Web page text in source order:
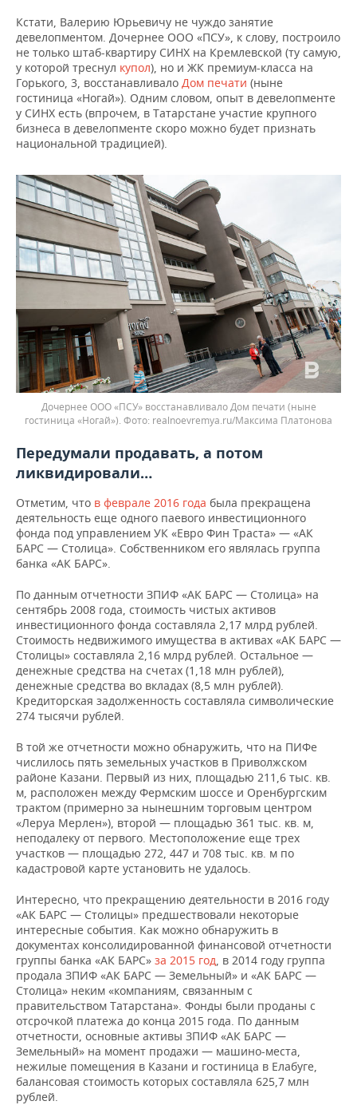
Кстати, Валерию Юрьевичу не чуждо занятие
девелопментом. Дочернее ООО «ПСУ», к слову, построило
не только штаб-квартиру СИНХ на Кремлевской (ту самую,
у которой треснул купол), но и ЖК премиум-класса на
Горького, 3, восстанавливало Дом печати (ныне
гостиница «Ногай»). Одним словом, опыт в девелопменте
у СИНХ есть (впрочем, в Татарстане участие крупного
бизнеса в девелопменте скоро можно будет признать
национальной традицией).
Дочернее ООО «ПСУ» восстанавливало Дом печати (ныне
гостиница «Ногай»).
realnoevremya.ru/Максима Платонова
Передумали продавать, а потом
ликвидировали…
Отметим, что в феврале 2016 года была прекращена
деятельность еще одного паевого инвестиционного
фонда под управлением УК «Евро Фин Траста» — «АК
БАРС — Столица». Собственником его являлась группа
банка «АК БАРС».
По данным отчетности ЗПИФ «АК БАРС — Столица» на
сентябрь 2008 года, стоимость чистых активов
инвестиционного фонда составляла 2,17 млрд рублей.
Стоимость недвижимого имущества в активах «АК БАРС —
Столицы» составляла 2,16 млрд рублей. Остальное —
денежные средства на счетах (1,18 млн рублей),
денежные средства во вкладах (8,5 млн рублей).
Кредиторская задолженность составляла символические
274 тысячи рублей.
В той же отчетности можно обнаружить, что на ПИФе
числилось пять земельных участков в Приволжском
районе Казани. Первый из них, площадью 211,6 тыс. кв.
м, расположен между Фермским шоссе и Оренбургским
трактом (примерно за нынешним торговым центром
«Леруа Мерлен»), второй — площадью 361 тыс. кв. м,
неподалеку от первого. Местоположение еще трех
участков — площадью 272, 447 и 708 тыс. кв. м по
кадастровой карте установить не удалось.
Интересно, что прекращению деятельности в 2016 году
«АК БАРС — Столицы» предшествовали некоторые
интересные события. Как можно обнаружить в
документах консолидированной финансовой отчетности
группы банка «АК БАРС» за 2015 год , в 2014 году группа
продала ЗПИФ «АК БАРС — Земельный» и «АК БАРС —
Столица» неким «компаниям, связанным с
правительством Татарстана». Фонды были проданы с
отсрочкой платежа до конца 2015 года. По данным
отчетности, основные активы ЗПИФ «АК БАРС —
Земельный» на момент продажи — машино-места,
нежилые помещения в Казани и гостиница в Елабуге,
балансовая стоимость которых составляла 625,7 млн
рублей.